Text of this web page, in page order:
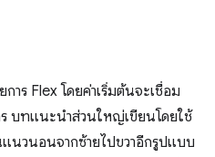
ร Flex โดยค่าเริ่มต้นจะเชื่อม
ร บทแนะนำส่วนใหญ่เขียนโดยใช้
นวนอนจากซ้ายไปขวาอีกรูปแบบ